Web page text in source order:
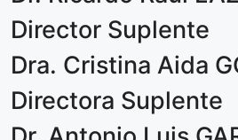
Director Suplente
Dra. Cristina Aida
Directora Suplente